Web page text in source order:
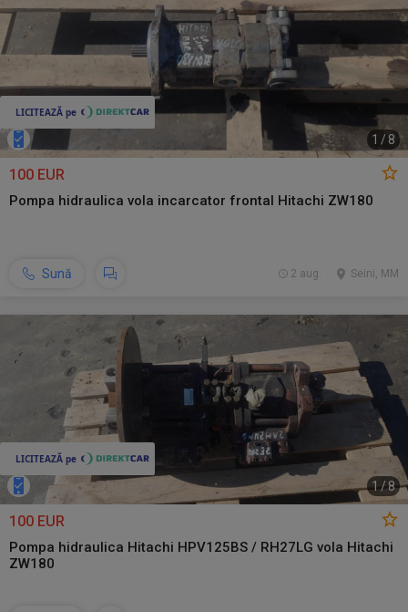
1 / 8
100 EUR
Pompa hidraulica vola incarcator frontal Hitachi ZW180
Sună Seini, MM
2 aug.
1 /8
100 EUR
Pompa hidraulica Hitachi HPV125BS / RH27LG vola Hitachi
ZW180